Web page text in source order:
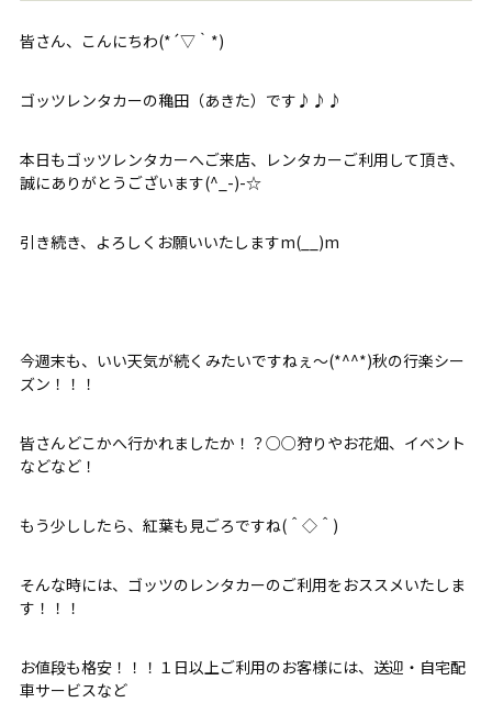
皆さん、こんにちわ(*´▽｀*)
ゴッツレンタカーの穐田（あきた）です♪♪♪
本日もゴッツレンタカーへご来店、レンタカーご利用して頂き、
誠にありがとうございます(^_-)-☆
引き続き、よろしくお願いいたしますm(__)m
今週末も、いい天気が続くみたいですねぇ～(*^^*)秋の行楽シー
ズン！！！
皆さんどこかへ行かれましたか！？○○狩りやお花畑、イベント
などなど！
もう少ししたら、紅葉も見ごろですね(＾◇＾)
そんな時には、ゴッツのレンタカーのご利用をおススメいたしま
す！！！
お値段も格安！！！１日以上ご利用のお客様には、送迎・自宅配
車サービスなど